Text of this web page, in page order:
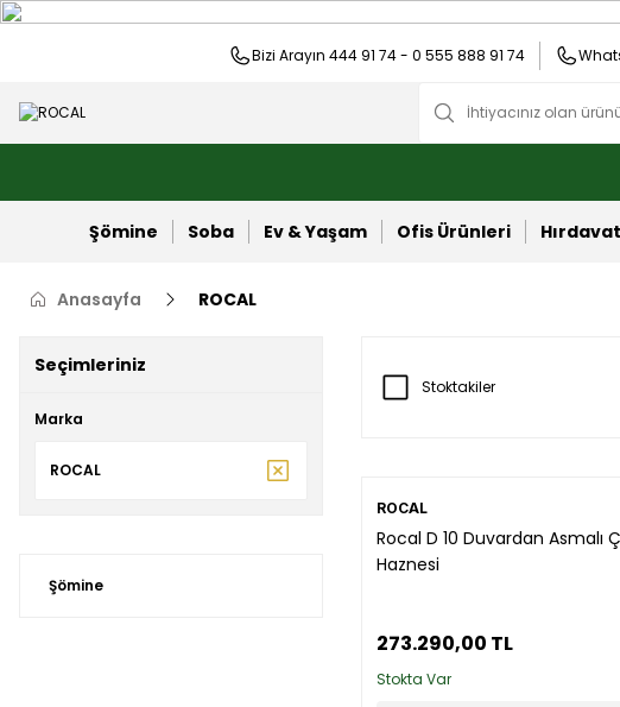
Bizi Arayın 444 91 74 - 0 555 888 91 74
Şömine Soba Ev & Yaşam Ofis Ürünleri Hırdavat
Anasayfa ROCAL
Seçimleriniz
Marka
ROCAL
Şömine
Stoktakiler
ROCAL
Rocal D 10 Duvardan Asmalı
Haznesi
273.290,00 TL
Stokta Var